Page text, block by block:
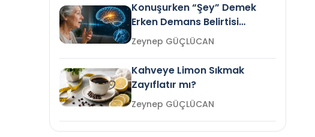
Konuşurken “Şey” Demek
Erken Demans Belirtisi
Olabilir mi?Zeynep GÜÇLÜCAN
Kahveye Limon Sıkmak
Zayıflatır mı?
Zeynep GÜÇLÜCAN